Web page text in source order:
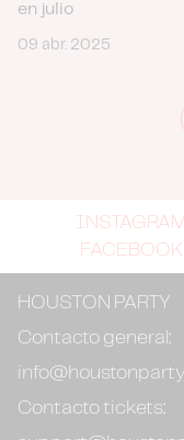
en julio
09 abr. 2025
INSTAGRAM
FACEBOOK
HOUSTON PARTY
Contacto general:
Contacto tickets: